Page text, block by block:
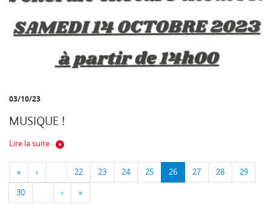
03/10/23
MUSIQUE !
Lire la suite
« ‹ … 22 23 24 25 26 27 28 29
30 … › »